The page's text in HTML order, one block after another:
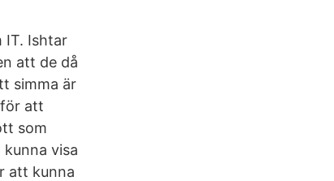
IT. Ishtar
att de då
simma är
att
som
visa
att kunna